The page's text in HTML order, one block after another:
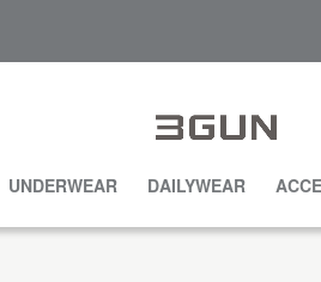
UNDERWEAR DAILYWEAR